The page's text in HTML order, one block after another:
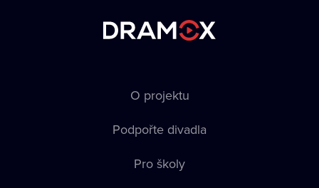
O projektu
Podpořte divadla
Pro školy